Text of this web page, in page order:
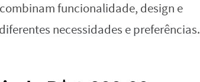
funcionalidade, design e
necessidades e preferências.